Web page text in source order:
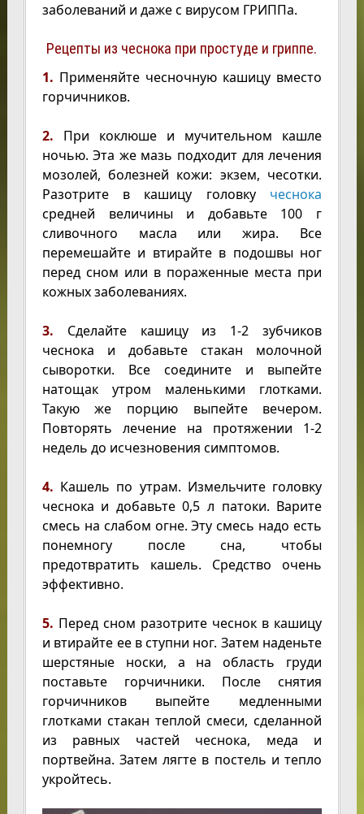
заболеваний и даже с вирусом ГРИППа.
Рецепты из чеснока при простуде и гриппе.
1. Применяйте чесночную кашицу вместо
горчичников.
2. При коклюше и мучительном кашле
ночью. Эта же мазь подходит для лечения
мозолей, болезней кожи: экзем, чесотки.
Разотрите в кашицу головку чеснока
средней величины и добавьте 100 г
сливочного масла или жира. Все
перемешайте и втирайте в подошвы ног
перед сном или в пораженные места при
кожных заболеваниях.
3. Сделайте кашицу из 1-2 зубчиков
чеснока и добавьте стакан молочной
сыворотки. Все соедините и выпейте
натощак утром маленькими глотками.
Такую же порцию выпейте вечером.
Повторять лечение на протяжении 1-2
недель до исчезновения симптомов.
4. Кашель по утрам. Измельчите головку
чеснока и добавьте 0,5 л патоки. Варите
смесь на слабом огне. Эту смесь надо есть
понемногу после сна, чтобы
предотвратить кашель. Средство очень
эффективно.
5. Перед сном разотрите чеснок в кашицу
и втирайте ее в ступни ног. Затем наденьте
шерстяные носки, а на область груди
поставьте горчичники. После снятия
горчичников выпейте медленными
глотками стакан теплой смеси, сделанной
из равных частей чеснока, меда и
портвейна. Затем лягте в постель и тепло
укройтесь.